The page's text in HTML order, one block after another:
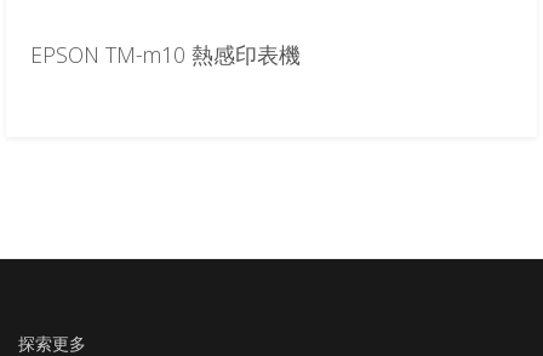
EPSON TM-m10 熱感印表機
探索更多